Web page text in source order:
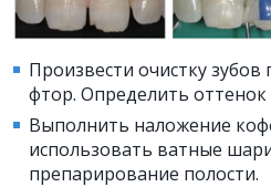
Произвести очистку
фтор. Определить оттенок
Выполнить наложение
использовать ватные
препарирование полости.